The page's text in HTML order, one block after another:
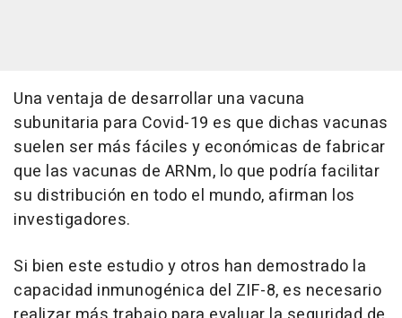
Una ventaja de desarrollar una vacuna
subunitaria para Covid-19 es que dichas vacunas
suelen ser más fáciles y económicas de fabricar
que las vacunas de ARNm, lo que podría facilitar
su distribución en todo el mundo, afirman los
investigadores.
Si bien este estudio y otros han demostrado la
capacidad inmunogénica del ZIF-8, es necesario